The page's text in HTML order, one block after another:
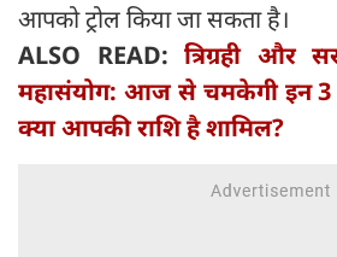
आपको ट्रोल किया जा सकता है।
ALSO READ: त्रिग्रही और
महासंयोग: आज से चमकेगी इन 3
क्या आपकी राशि है शामिल?